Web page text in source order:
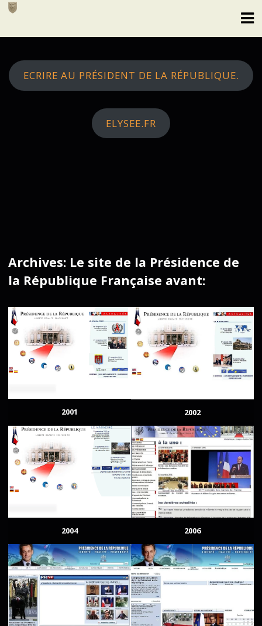
Skip
ECRIRE AU PRÉSIDENT DE LA RÉPUBLIQUE.
ELYSEE.FR
Archives: Le site de la Présidence de
la République Française avant:
2001 2002
2004 2006